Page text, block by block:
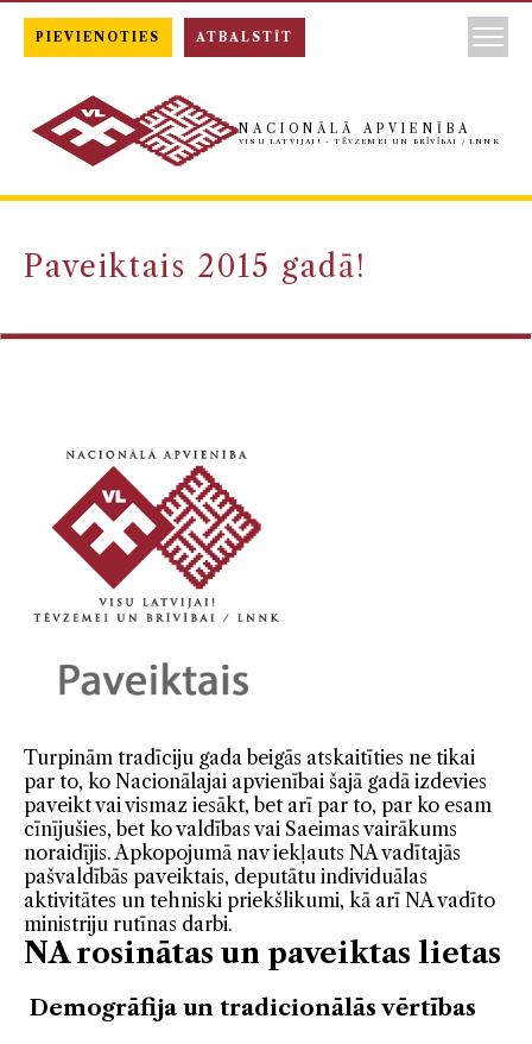
NACIONĀLĀ APVIENĪBA
VISU LATVIJAI! - TĒVZEMEI UN BRĪVĪBAI / LNNK
Paveiktais 2015 gadā!
Turpinām tradīciju gada beigās atskaitīties ne tikai
par to, ko Nacionālajai apvienībai šajā gadā izdevies
paveikt vai vismaz iesākt, bet arī par to, par ko esam
cīnījušies, bet ko valdības vai Saeimas vairākums
noraidījis. Apkopojumā nav iekļauts NA vadītajās
pašvaldībās paveiktais, deputātu individuālas
aktivitātes un tehniski priekšlikumi, kā arī NA vadīto
ministriju rutīnas darbi.
NA rosinātas un paveiktas lietas
Demogrāfija un tradicionālās vērtības
PIEVIENOTIES ATBALSTĪT